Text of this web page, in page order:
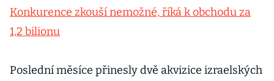
Konkurence zkouší nemožné, říká k obchodu za
1,2 bilionu
Poslední měsíce přinesly dvě akvizice izraelských